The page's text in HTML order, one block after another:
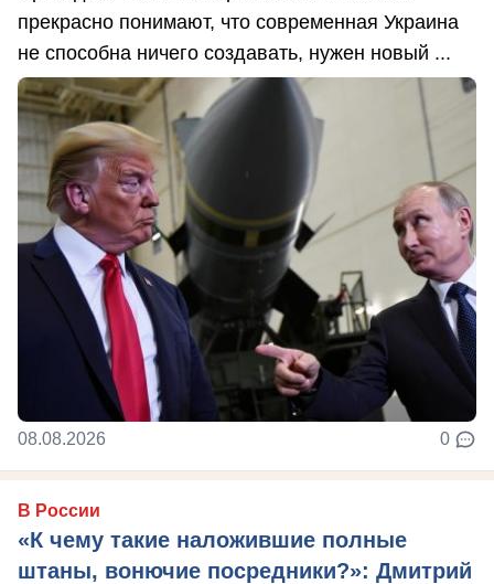
прекрасно понимают, что современная Украина
не способна ничего создавать, нужен новый ...
08.08.2026 0
В России
«К чему такие наложившие полные
штаны, вонючие посредники?»: Дмитрий